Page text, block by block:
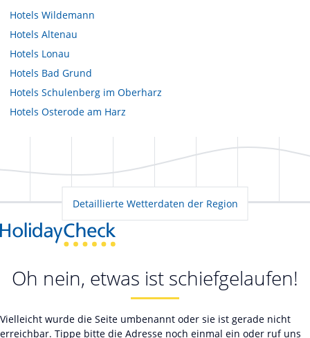
Hotels Wildemann
Hotels Altenau
Hotels Lonau
Hotels Bad Grund
Hotels Schulenberg im Oberharz
Hotels Osterode am Harz
Detaillierte Wetterdaten der Region
Oh nein, etwas ist schiefgelaufen!
Vielleicht wurde die Seite umbenannt oder sie ist gerade nicht
erreichbar. Tippe bitte die Adresse noch einmal ein oder ruf uns